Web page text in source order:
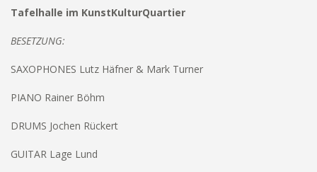
Tafelhalle im KunstKulturQuartier
BESETZUNG:
SAXOPHONES Lutz Häfner & Mark Turner
PIANO Rainer Böhm
DRUMS Jochen Rückert
GUITAR Lage Lund